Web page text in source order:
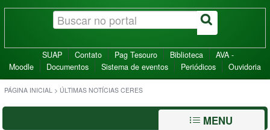
SUAP Contato Pag Tesouro Biblioteca
AVA -
Moodle
Documentos Sistema de eventos Periódicos Ouvidoria
PÁGINA INICIAL > ÚLTIMAS NOTÍCIAS CERES
MENU